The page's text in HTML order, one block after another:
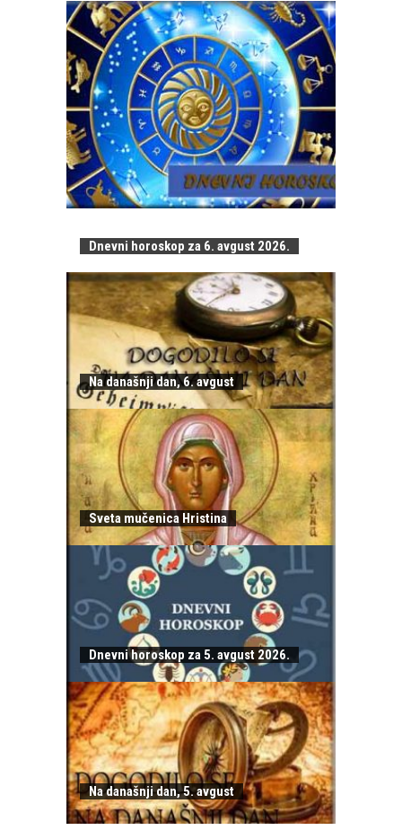
Dnevni horoskop za 6. avgust 2026.
Na današnji dan, 6. avgust
Sveta mučenica Hristina
Dnevni horoskop za 5. avgust 2026.
Na današnji dan, 5. avgust